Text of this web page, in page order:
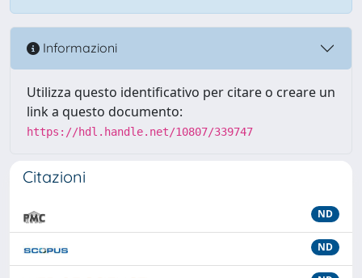
Informazioni
Utilizza questo identificativo per citare o creare un
link a questo documento:
https://hdl.handle.net/10807/339747
Citazioni
ND
ND